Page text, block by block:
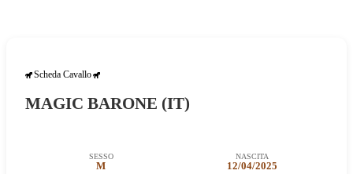
Scheda Cavallo
MAGIC BARONE (IT)
SESSO
M
NASCITA
12/04/2025